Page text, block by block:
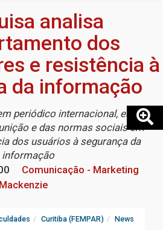
analisa
dos
e resistência à
da informação
periódico internacional, estudo
e das normas sociais em
dos usuários à segurança da
informação
Comunicação - Marketing
Mackenzie
Curitiba (FEMPAR) News